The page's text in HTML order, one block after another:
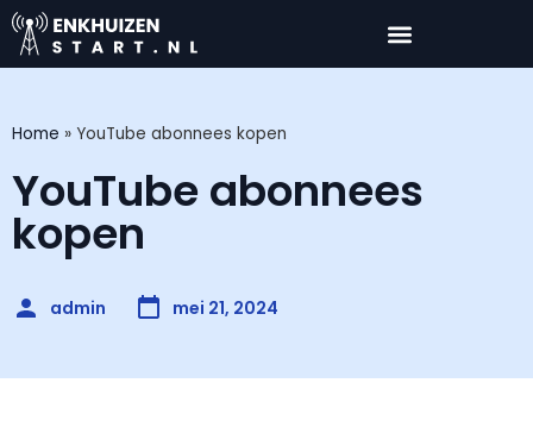
Home » YouTube abonnees kopen
YouTube abonnees
kopen
admin mei 21, 2024